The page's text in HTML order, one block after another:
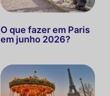
O que fazer em Paris
em junho 2026?